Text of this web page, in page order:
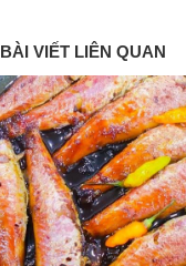
BÀI VIẾT LIÊN QUAN